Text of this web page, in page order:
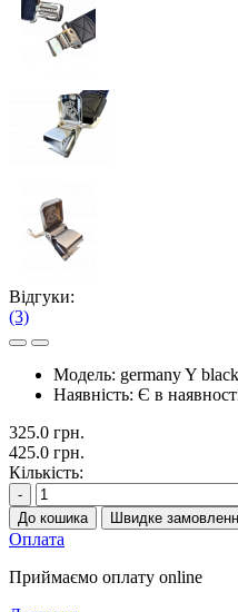
Відгуки:
(3)
Модель: germany Y black
Наявність: Є в
325.0 грн.
425.0 грн.
Кількість:
-
До кошика
Швидке
Оплата
Приймаємо оплату online